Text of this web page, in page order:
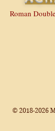
Roman
© 2018-2026